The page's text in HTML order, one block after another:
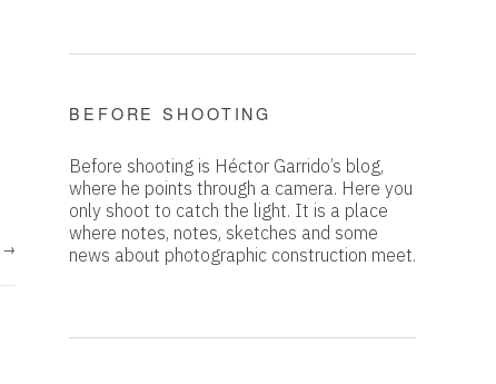
→
BEFORE SHOOTING
Before shooting is Héctor Garrido’s blog,
where he points through a camera. Here you
only shoot to catch the light. It is a place
where notes, notes, sketches and some
news about photographic construction meet.